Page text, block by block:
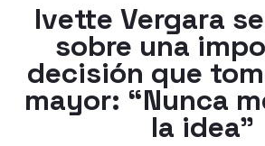
Ivette Vergara
sobre una
decisión que
mayor: “Nunca
la idea”